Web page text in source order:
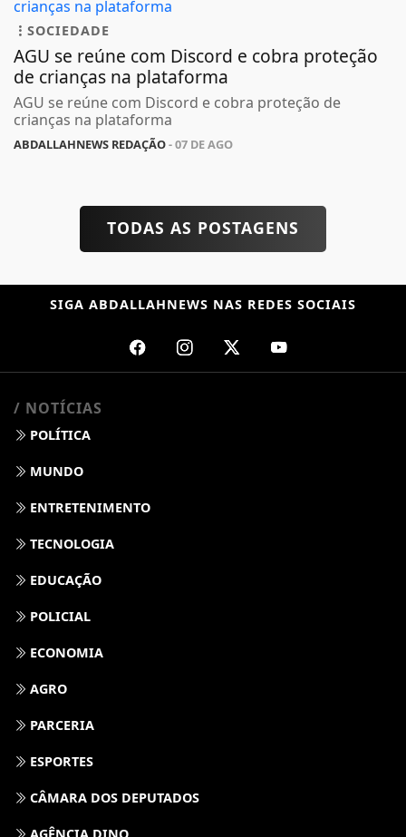
SOCIEDADE
AGU se reúne com Discord e cobra proteção
de crianças na plataforma
AGU se reúne com Discord e cobra proteção de
crianças na plataforma
ABDALLAHNEWS REDAÇÃO- 07 DE AGO
TODAS AS POSTAGENS
SIGA ABDALLAHNEWS NAS REDES SOCIAIS
/ NOTÍCIAS
POLÍTICA
MUNDO
ENTRETENIMENTO
TECNOLOGIA
EDUCAÇÃO
POLICIAL
ECONOMIA
AGRO
PARCERIA
ESPORTES
CÂMARA DOS DEPUTADOS